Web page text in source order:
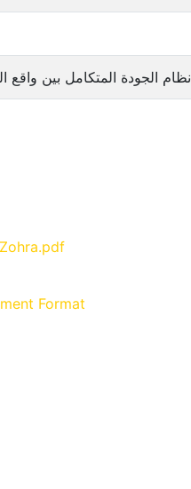
-نظام الجودة المتكامل بين
Format